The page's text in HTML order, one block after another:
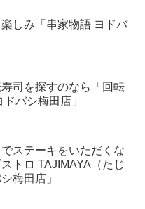
しみ「串家物語 ヨドバ
司を探すのなら「回転
バシ梅田店」
ステーキをいただくな
トロ TAJIMAYA（たじ
梅田店」